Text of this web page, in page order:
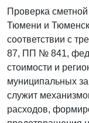
Проверка сметной
Тюмени и
соответствии с
87, ПП № 841,
стоимости и
муниципальных
служит
расходов,